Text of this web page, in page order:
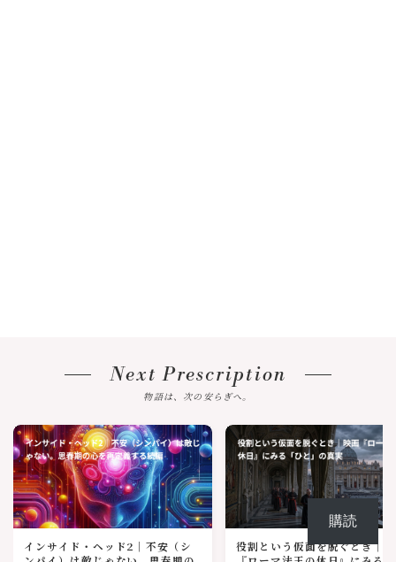
Next Prescription
物語は、次の安らぎへ。
インサイド・ヘッド2｜不安（シ
役割という仮面を脱ぐとき｜
購読